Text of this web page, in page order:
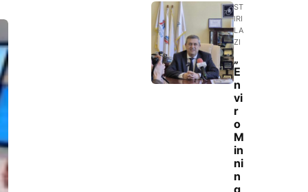
ST
IRI
LA
ZI
„
E
n
vi
r
o
M
in
ni
n
g